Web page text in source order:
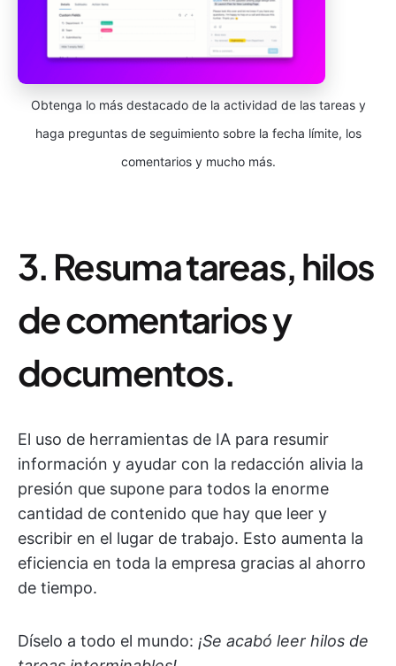
Obtenga lo más destacado de la actividad de las tareas y
haga preguntas de seguimiento sobre la fecha límite, los
comentarios y mucho más.
3. Resuma tareas, hilos
de comentarios y
documentos.
El uso de herramientas de IA para resumir
información y ayudar con la redacción alivia la
presión que supone para todos la enorme
cantidad de contenido que hay que leer y
escribir en el lugar de trabajo. Esto aumenta la
eficiencia en toda la empresa gracias al ahorro
de tiempo.
Díselo a todo el mundo: ¡Se acabó leer hilos de